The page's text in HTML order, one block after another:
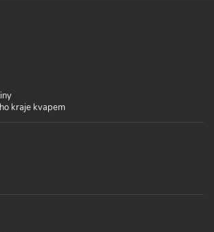
kraje kvapem